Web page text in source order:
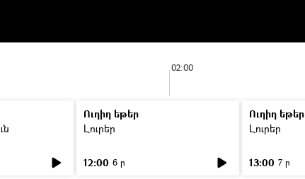
02:00
Ուղիղ եթեր
Լուրեր
12:00 6 ր
Ուղիղ եթեր
Լուրեր
13:00 7 ր